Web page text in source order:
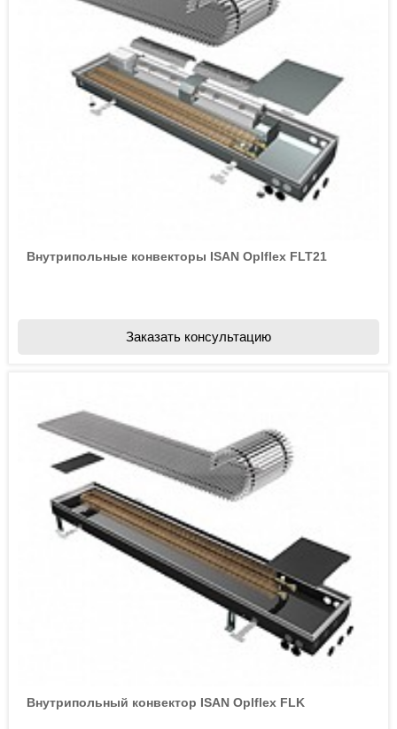
Внутрипольные конвекторы ISAN Oplflex FLT21
Заказать консультацию
Внутрипольный конвектор ISAN Oplflex FLK